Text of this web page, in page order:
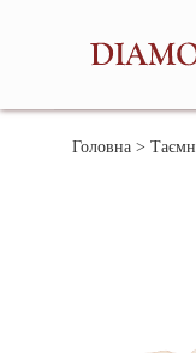
Головна >